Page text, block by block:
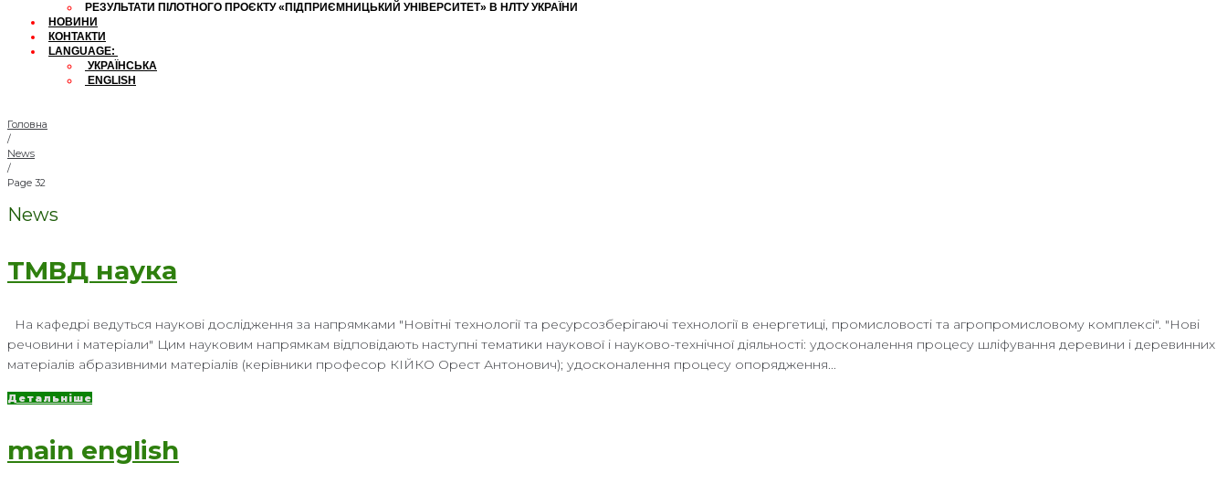
РЕЗУЛЬТАТИ ПІЛОТНОГО ПРОЄКТУ «ПІДПРИЄМНИЦЬКИЙ УНІВЕРСИТЕТ» В НЛТУ УКРАЇНИ
НОВИНИ
КОНТАКТИ
LANGUAGE:
УКРАЇНСЬКА
ENGLISH
Головна
/
News
/
Page 32
News
ТМВД наука
На кафедрі ведуться наукові дослідження за напрямками "Новітні технології та ресурсозберігаючі технології в енергетиці, промисловості та агропромисловому комплексі". "Нові
речовини і матеріали" Цим науковим напрямкам відповідають наступні тематики наукової і науково-технічної діяльності: удосконалення процесу шліфування деревини і деревинних
матеріалів абразивними матеріалів (керівники професор КІЙКО Орест Антонович); удосконалення процесу опорядження...
Детальніше
main english